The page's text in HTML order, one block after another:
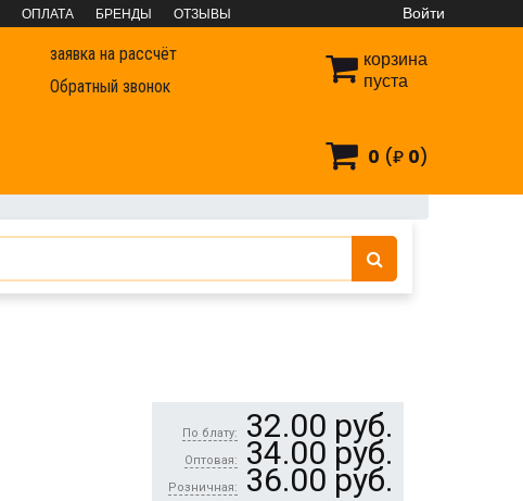
ОПЛАТА БРЕНДЫ ОТЗЫВЫ Войти
корзина
пуста
0 (₽ 0)
заявка на рассчёт
Обратный звонок
По блату: 32.00 руб.
Оптовая: 34.00 руб.
Розничная: 36.00 руб.